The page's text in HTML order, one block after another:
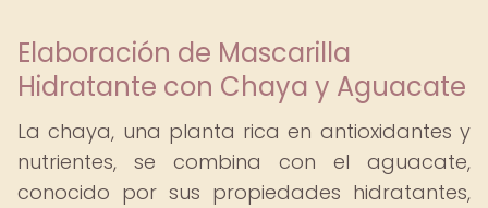
Elaboración de Mascarilla
Hidratante con Chaya y Aguacate
La chaya, una planta rica en antioxidantes y
nutrientes, se combina con el aguacate,
conocido por sus propiedades hidratantes,